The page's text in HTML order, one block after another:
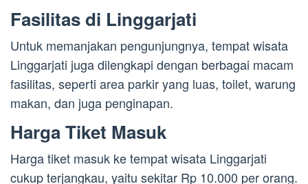
Fasilitas di Linggarjati
Untuk memanjakan pengunjungnya, tempat wisata
Linggarjati juga dilengkapi dengan berbagai macam
fasilitas, seperti area parkir yang luas, toilet, warung
makan, dan juga penginapan.
Harga Tiket Masuk
Harga tiket masuk ke tempat wisata Linggarjati
cukup terjangkau, yaitu sekitar Rp 10.000 per orang.